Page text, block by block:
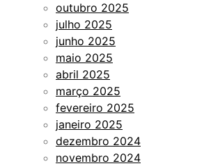
outubro 2025
julho 2025
junho 2025
maio 2025
abril 2025
março 2025
fevereiro 2025
janeiro 2025
dezembro 2024
novembro 2024